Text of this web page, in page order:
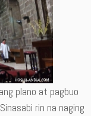
plano at pagbuo
rin na naging